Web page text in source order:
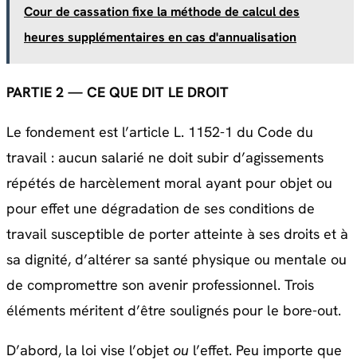
Cour de cassation fixe la méthode de calcul des
heures supplémentaires en cas d'annualisation
PARTIE 2 — CE QUE DIT LE DROIT
Le fondement est l’article L. 1152-1 du Code du
travail : aucun salarié ne doit subir d’agissements
répétés de harcèlement moral ayant pour objet ou
pour effet une dégradation de ses conditions de
travail susceptible de porter atteinte à ses droits et à
sa dignité, d’altérer sa santé physique ou mentale ou
de compromettre son avenir professionnel. Trois
éléments méritent d’être soulignés pour le bore-out.
D’abord, la loi vise l’objet ou l’effet. Peu importe que